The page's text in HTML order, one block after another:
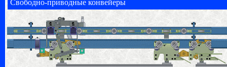
Свободно-приводные конвейеры